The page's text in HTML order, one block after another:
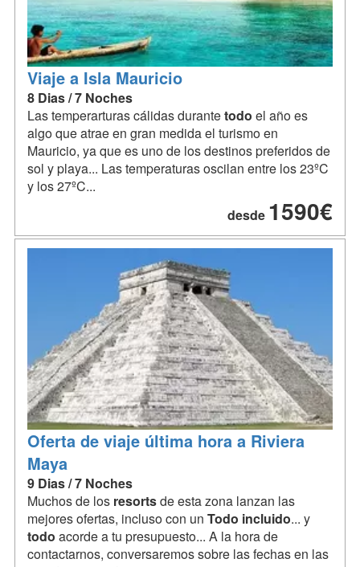
Viaje a Isla Mauricio
8 Dias / 7 Noches
Las temperarturas cálidas durantetodo el año es
algo que atrae en gran medida el turismo en
Mauricio, ya que es uno de los destinos preferidos de
sol y playa... Las temperaturas oscilan entre los 23ºC
y los 27ºC...
desde 1590€
Oferta de viaje última hora a Riviera
Maya
9 Dias / 7 Noches
Muchos de los resortsde esta zona lanzan las
mejores ofertas, incluso con un Todo incluido... y
todo acorde a tu presupuesto... A la hora de
contactarnos, conversaremos sobre las fechas en las